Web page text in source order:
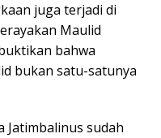
juga terjadi di
Maulid
bahwa
bukan satu-satunya
Jatimbalinus sudah